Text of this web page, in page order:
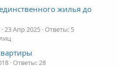
жилья до
23 Апр 2025 Ответы: 5
Ответы: 28